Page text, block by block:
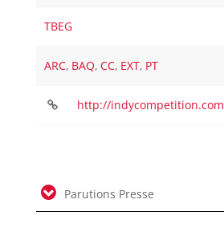
TBEG
ARC, BAQ, CC, EXT, PT
http://indycompetition.com
Parutions Presse